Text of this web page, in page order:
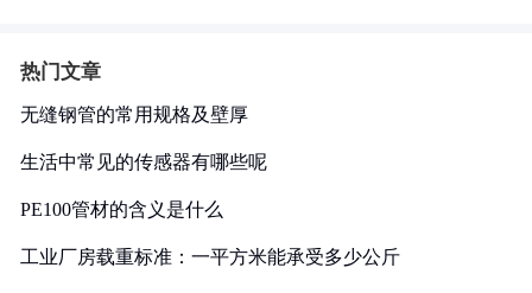
热门文章
无缝钢管的常用规格及壁厚
生活中常见的传感器有哪些呢
PE100管材的含义是什么
工业厂房载重标准：一平方米能承受多少公斤